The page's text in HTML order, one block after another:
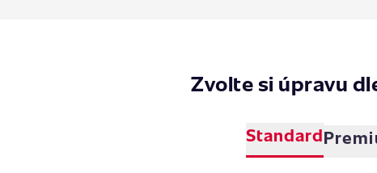
Zvolte si úpravu
Standard